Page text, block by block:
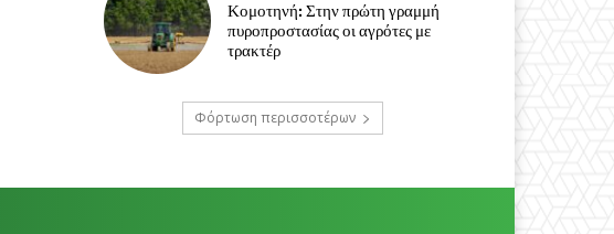
Κομοτηνή: Στην πρώτη γραμμή
πυροπροστασίας οι αγρότες με
τρακτέρ
Φόρτωση περισσοτέρων